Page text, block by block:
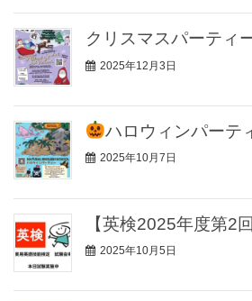
クリスマスパーティ
2025年12月3日
ハロウィンパーテ
2025年10月7日
【英検2025年度第2
2025年10月5日